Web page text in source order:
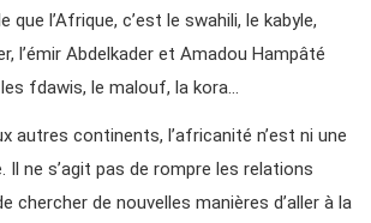
que l’Afrique, c’est le swahili, le kabyle,
l’émir Abdelkader et Amadou Hampâté
fdawis, le malouf, la kora…
autres continents, l’africanité n’est ni une
Il ne s’agit pas de rompre les relations
chercher de nouvelles manières d’aller à la